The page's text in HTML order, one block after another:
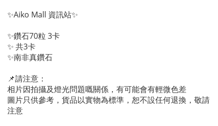
✨Aiko Mall 資訊站✨
✨鑽石70粒 3卡
✨ 共3卡
✨南非真鑽石
📌請注意：
相片因拍攝及燈光問題嘅關係，有可能會有輕微色差
圖片只供參考，貨品以實物為標準，恕不設任何退換，敬請
注意